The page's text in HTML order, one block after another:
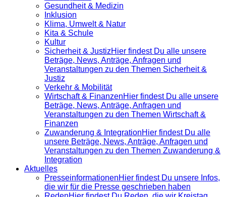
Gesundheit & Medizin
Inklusion
Klima, Umwelt & Natur
Kita & Schule
Kultur
Sicherheit & JustizHier findest Du alle unsere
Beträge, News, Anträge, Anfragen und
Veranstaltungen zu den Themen Sicherheit &
Justiz
Verkehr & Mobilität
Wirtschaft & FinanzenHier findest Du alle unsere
Beträge, News, Anträge, Anfragen und
Veranstaltungen zu den Themen Wirtschaft &
Finanzen
Zuwanderung & IntegrationHier findest Du alle
unsere Beträge, News, Anträge, Anfragen und
Veranstaltungen zu den Themen Zuwanderung &
Integration
Aktuelles
Presse­informationenHier findest Du unsere Infos,
die wir für die Presse geschrieben haben